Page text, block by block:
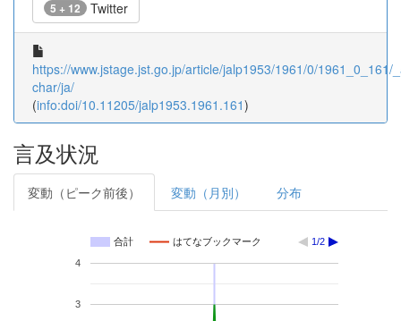
5 + 12 Twitter
https://www.jstage.jst.go.jp/article/jalp1953/1961/0/1961_0_161/
char/ja/
(info:doi/10.11205/jalp1953.1961.161)
言及状況
変動（ピーク前後） 変動（月別） 分布
合計 はてなブックマーク 1/2
3
4